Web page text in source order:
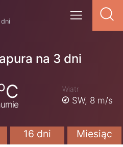
na 3 dni
C Wiatr
SW, 8 m/s
16 dni Miesiąc